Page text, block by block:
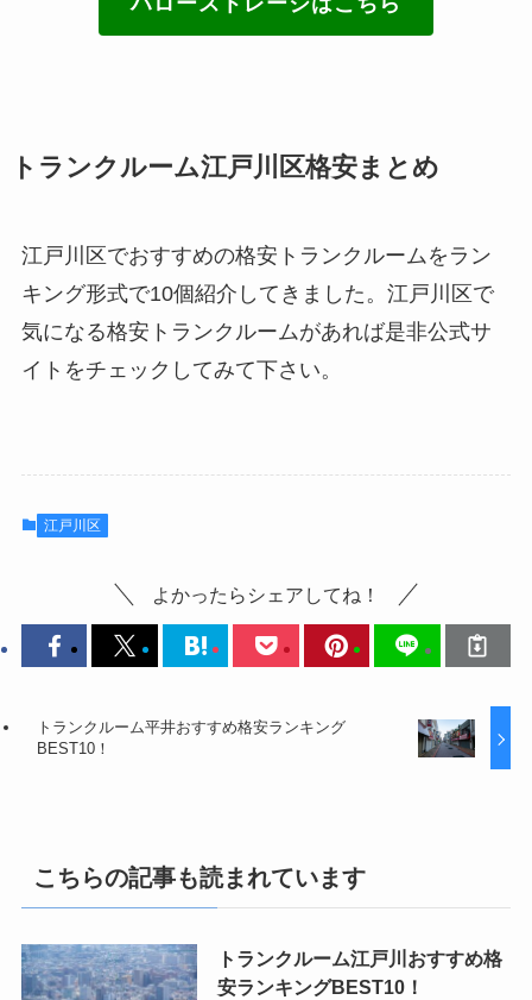
トランクルーム江戸川区格安まとめ
江戸川区でおすすめの格安トランクルームをラン
キング形式で10個紹介してきました。江戸川区で
気になる格安トランクルームがあれば是非公式サ
イトをチェックしてみて下さい。
江戸川区
よかったらシェアしてね！
トランクルーム平井おすすめ格安ランキング
BEST10！
こちらの記事も読まれています
トランクルーム江戸川おすすめ格
安ランキングBEST10！